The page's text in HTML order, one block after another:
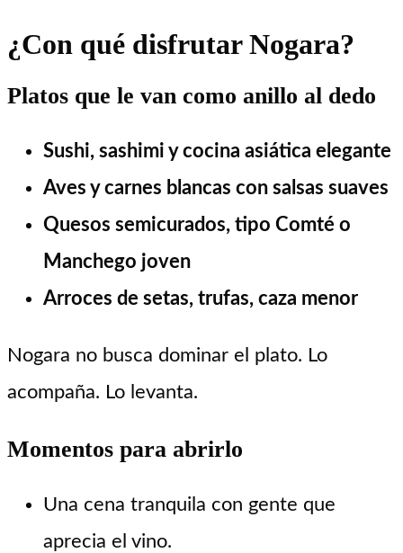
¿Con qué disfrutar Nogara?
Platos que le van como anillo al dedo
Sushi, sashimi y cocina asiática elegante
Aves y carnes blancas con salsas suaves
Quesos semicurados, tipo Comté o
Manchego joven
Arroces de setas, trufas, caza menor
Nogara no busca dominar el plato. Lo
acompaña. Lo levanta.
Momentos para abrirlo
Una cena tranquila con gente que
aprecia el vino.